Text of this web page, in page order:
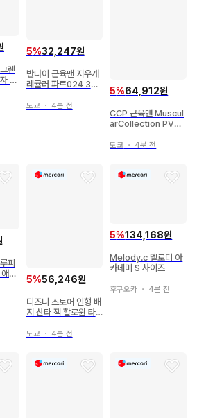
렌
세
5%32,247원
반다이 근육맨 지우개
레귤러 파트024 335
도쿄 ・ 4분 전
5%64,912원
CCP 근육맨 Muscul
arCollection PVC
군용)
도쿄 ・ 4분 전
피
니
5%56,246원
디즈니 스토어 인형 배
지 산타 잭 할로윈 타
어
도쿄 ・ 4분 전
5%134,168원
Melody.c 멜로디 아
카데미 S 사이즈
후쿠오카 ・ 4분 전